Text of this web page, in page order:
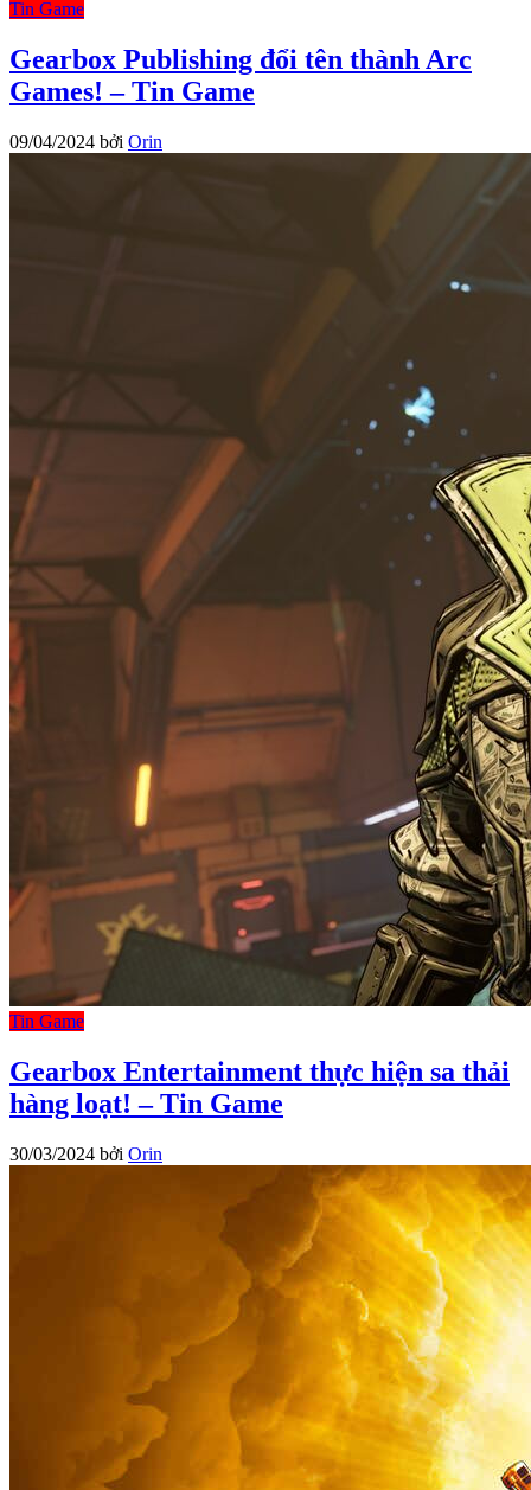
Tin Game
Gearbox Publishing đổi tên thành Arc
Games! – Tin Game
09/04/2024 bởi Orin
Tin Game
Gearbox Entertainment thực hiện sa thải
hàng loạt! – Tin Game
30/03/2024 bởi Orin